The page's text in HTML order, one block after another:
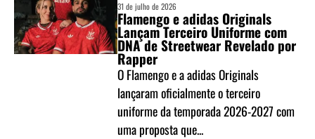
31 de julho de 2026
Flamengo e adidas Originals
Lançam Terceiro Uniforme com
DNA de Streetwear Revelado por
Rapper
O Flamengo e a adidas Originals
lançaram oficialmente o terceiro
uniforme da temporada 2026-2027 com
uma proposta que...